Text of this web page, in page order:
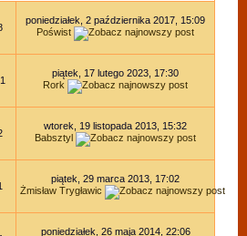
poniedziałek, 2 października 2017, 15:09
Poświst
piątek, 17 lutego 2023, 17:30
Rork
wtorek, 19 listopada 2013, 15:32
Babsztyl
piątek, 29 marca 2013, 17:02
Żmisław Trygławic
poniedziałek, 26 maja 2014, 22:06